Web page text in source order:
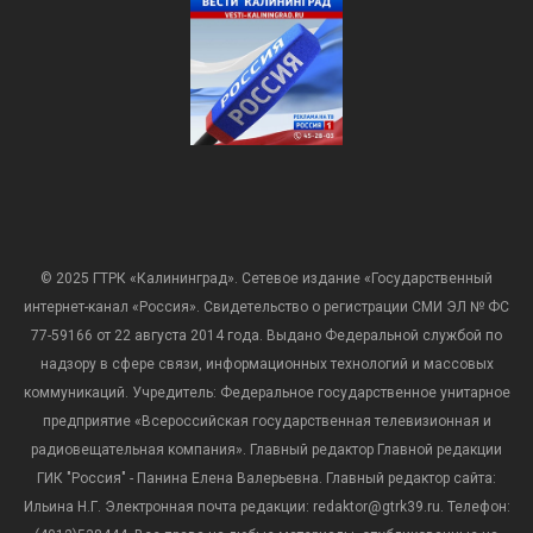
© 2025 ГТРК «Калининград». Сетевое издание «Государственный
интернет-канал «Россия». Свидетельство о регистрации СМИ ЭЛ № ФС
77-59166 от 22 августа 2014 года. Выдано Федеральной службой по
надзору в сфере связи, информационных технологий и массовых
коммуникаций. Учредитель: Федеральное государственное унитарное
предприятие «Всероссийская государственная телевизионная и
радиовещательная компания». Главный редактор Главной редакции
ГИК "Россия" - Панина Елена Валерьевна. Главный редактор сайта:
Ильина Н.Г. Электронная почта редакции: redaktor@gtrk39.ru. Телефон: